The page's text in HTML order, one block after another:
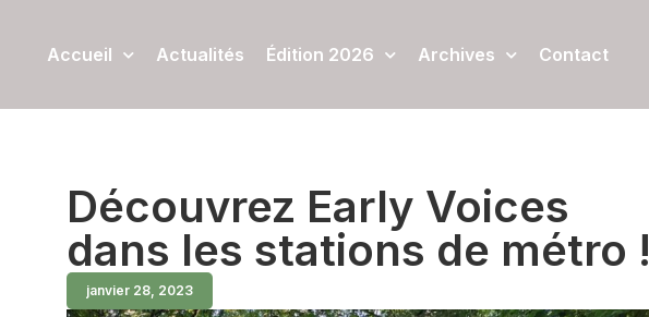
Accueil Actualités Édition 2026 Archives Contact
Découvrez Early Voices
dans les stations de métro !
janvier 28, 2023